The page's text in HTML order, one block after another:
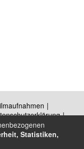
Statistiken,